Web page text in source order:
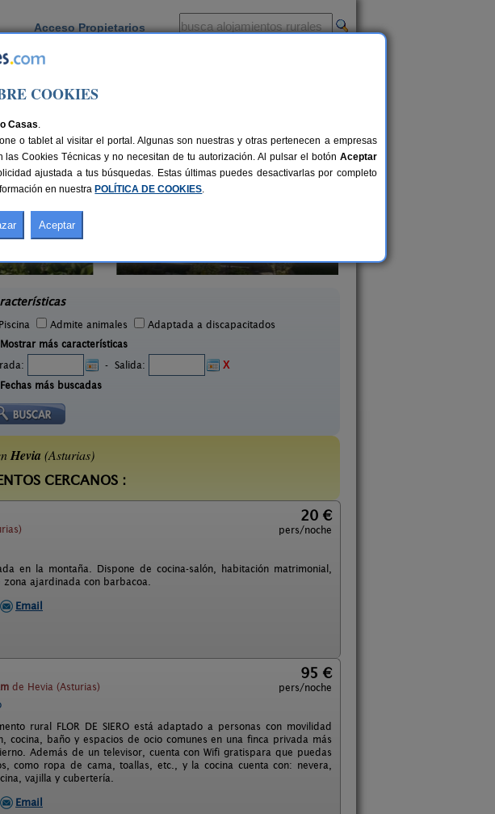
Acceso Propietarios
Piscina Admite animales
Adaptada a discapacitados
Mostrar más características
- Salida:
X
Fechas más buscadas
Hevia (Asturias)
CERCANOS :
20 €
pers/noche
en la montaña. Dispone de cocina-salón, habitación matrimonial,
ajardinada con barbacoa.
Email
de Hevia (Asturias)
95 €
pers/noche
rural FLOR DE SIERO está adaptado a personas con movilidad
baño y espacios de ocio comunes en una finca privada más
Además de un televisor, cuenta con Wifi gratispara que puedas
como ropa de cama, toallas, etc., y la cocina cuenta con: nevera,
vajilla y cubertería.
Email
COOKIES
Casas.
o tablet al visitar el portal. Algunas son nuestras y otras pertenecen a empresas
Cookies Técnicas y no necesitan de tu autorización. Al pulsar el botón Aceptar
ajustada a tus búsquedas. Estas últimas puedes desactivarlas por completo
en nuestra POLÍTICA DE COOKIES.